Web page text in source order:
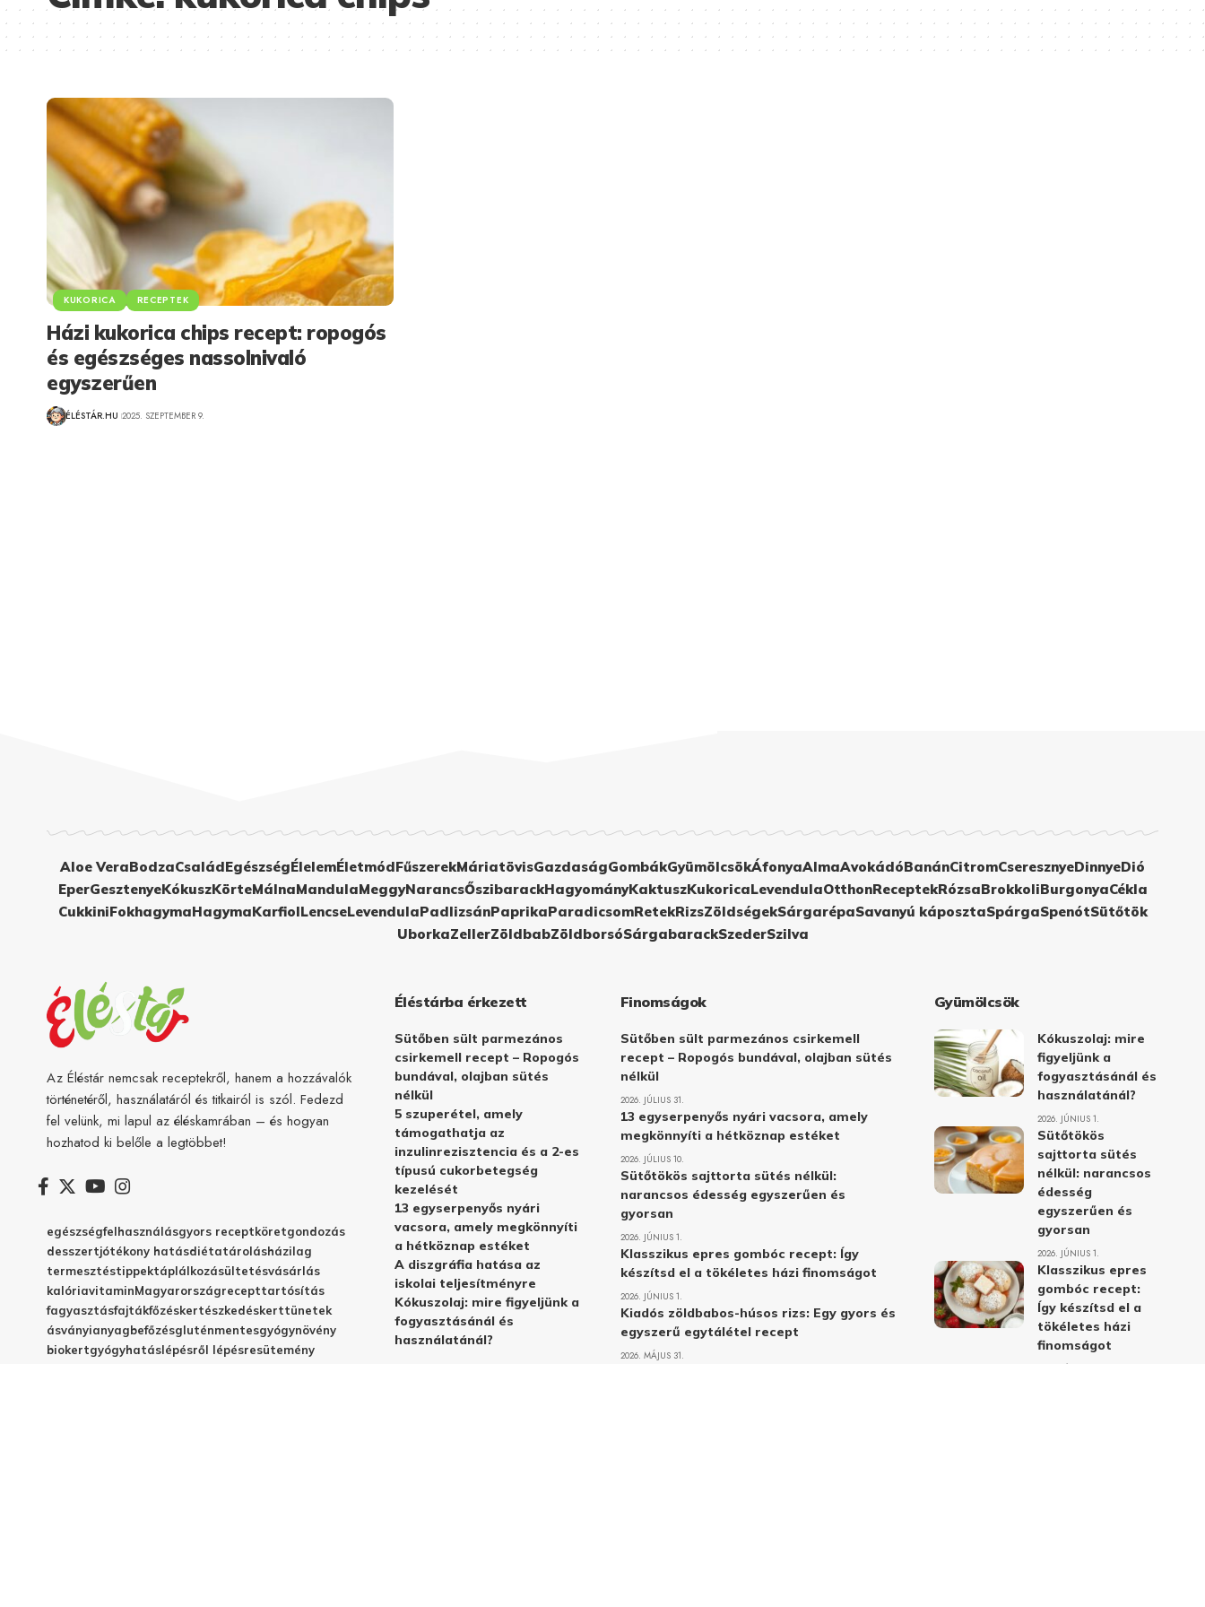
KUKORICA RECEPTEK
Házi kukorica chips recept: ropogós
és egészséges nassolnivaló
egyszerűen
ÉLÉSTÁR.HU 2025. SZEPTEMBER 9.
Aloe VeraBodzaCsaládEgészségÉlelemÉletmódFűszerekMáriatövisGazdaságGombákGyümölcsökÁfonyaAlmaAvokádóBanánCitromCseresznyeDinnyeDió
EperGesztenyeKókuszKörteMálnaMandulaMeggyNarancsŐszibarackHagyományKaktuszKukoricaLevendulaOtthonReceptekRózsaBrokkoliBurgonyaCékla
CukkiniFokhagymaHagymaKarfiolLencseLevendulaPadlizsánPaprikaParadicsomRetekRizsZöldségekSárgarépaSavanyú káposztaSpárgaSpenótSütőtök
UborkaZellerZöldbabZöldborsóSárgabarackSzederSzilva
Az Éléstár nemcsak receptekről, hanem a hozzávalók
történetéről, használatáról és titkairól is szól. Fedezd
fel velünk, mi lapul az éléskamrában – és hogyan
hozhatod ki belőle a legtöbbet!
egészségfelhasználásgyors receptköretgondozás
desszertjótékony hatásdiétatárolásházilag
termesztéstippektáplálkozásültetésvásárlás
kalóriavitaminMagyarországrecepttartósítás
fagyasztásfajtákfőzéskertészkedéskerttünetek
ásványianyagbefőzésgluténmentesgyógynövény
biokertgyógyhatáslépésről lépésresütemény
Éléstárba érkezett
Sütőben sült parmezános
csirkemell recept – Ropogós
bundával, olajban sütés
nélkül
5 szuperétel, amely
támogathatja az
inzulinrezisztencia és a 2-es
típusú cukorbetegség
kezelését
13 egyserpenyős nyári
vacsora, amely megkönnyíti
a hétköznap estéket
A diszgráfia hatása az
iskolai teljesítményre
Kókuszolaj: mire figyeljünk a
fogyasztásánál és
használatánál?
Finomságok
Sütőben sült parmezános csirkemell
recept – Ropogós bundával, olajban sütés
nélkül
2026. JÚLIUS 31.
13 egyserpenyős nyári vacsora, amely
megkönnyíti a hétköznap estéket
2026. JÚLIUS 10.
Sütőtökös sajttorta sütés nélkül:
narancsos édesség egyszerűen és
gyorsan
2026. JÚNIUS 1.
Klasszikus epres gombóc recept: Így
készítsd el a tökéletes házi finomságot
2026. JÚNIUS 1.
Kiadós zöldbabos-húsos rizs: Egy gyors és
egyszerű egytálétel recept
2026. MÁJUS 31.
Gyümölcsök
Kókuszolaj: mire
figyeljünk a
fogyasztásánál és
használatánál?
2026. JÚNIUS 1.
Sütőtökös
sajttorta sütés
nélkül: narancsos
édesség
egyszerűen és
gyorsan
2026. JÚNIUS 1.
Klasszikus epres
gombóc recept:
Így készítsd el a
tökéletes házi
finomságot
2026. JÚNIUS 1.